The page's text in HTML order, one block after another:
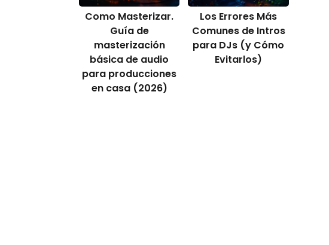
Como Masterizar.
Guía de
masterización
básica de audio
para producciones
en casa (2026)
Los Errores Más
Comunes de Intros
para DJs (y Cómo
Evitarlos)